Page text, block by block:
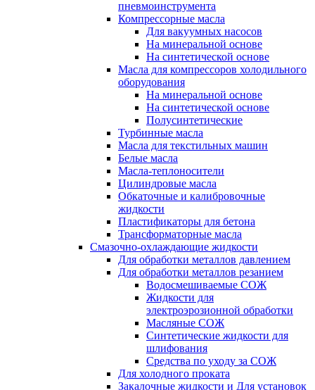
пневмоинструмента
Компрессорные масла
Для вакуумных насосов
На минеральной основе
На синтетической основе
Масла для компрессоров холодильного
оборудования
На минеральной основе
На синтетической основе
Полусинтетические
Турбинные масла
Масла для текстильных машин
Белые масла
Масла-теплоносители
Цилиндровые масла
Обкаточные и калибровочные
жидкости
Пластификаторы для бетона
Трансформаторные масла
Смазочно-охлаждающие жидкости
Для обработки металлов давлением
Для обработки металлов резанием
Водосмешиваемые СОЖ
Жидкости для
электроэрозионной обработки
Масляные СОЖ
Синтетические жидкости для
шлифования
Средства по уходу за СОЖ
Для холодного проката
Закалочные жидкости и Для установок